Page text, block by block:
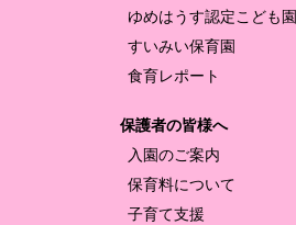
ゆめはうす認定こども園
すいみい保育園
食育レポート
保護者の皆様へ
入園のご案内
保育料について
子育て支援